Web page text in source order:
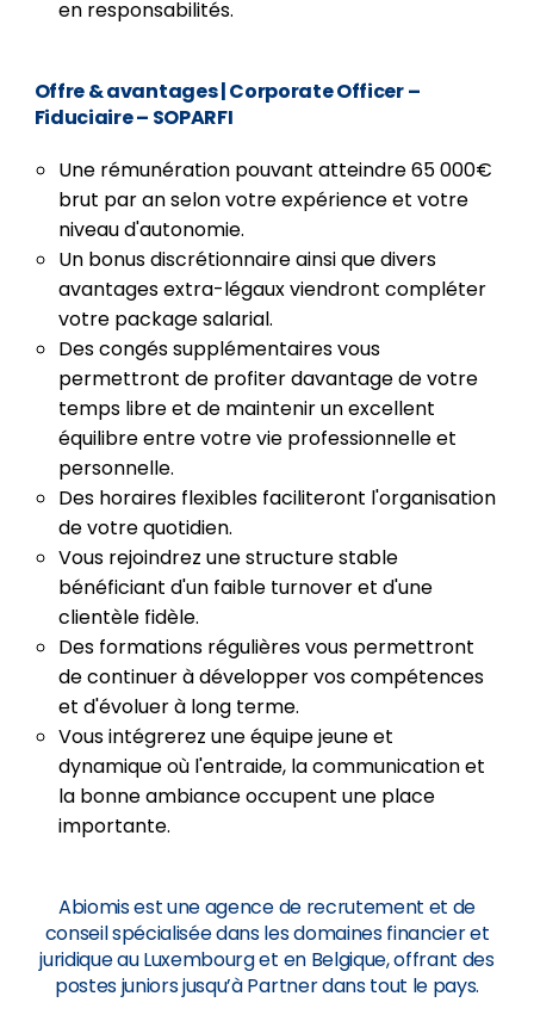
en responsabilités.
Offre & avantages| Corporate Officer –
Fiduciaire – SOPARFI
Une rémunération pouvant atteindre 65 000€
brut par an selon votre expérience et votre
niveau d'autonomie.
Un bonus discrétionnaire ainsi que divers
avantages extra-légaux viendront compléter
votre package salarial.
Des congés supplémentaires vous
permettront de profiter davantage de votre
temps libre et de maintenir un excellent
équilibre entre votre vie professionnelle et
personnelle.
Des horaires flexibles faciliteront l'organisation
de votre quotidien.
Vous rejoindrez une structure stable
bénéficiant d'un faible turnover et d'une
clientèle fidèle.
Des formations régulières vous permettront
de continuer à développer vos compétences
et d'évoluer à long terme.
Vous intégrerez une équipe jeune et
dynamique où l'entraide, la communication et
la bonne ambiance occupent une place
importante.
Abiomis est une agence de recrutement et de
conseil spécialisée dans les domaines financier et
juridique au Luxembourg et en Belgique, offrant des
postes juniors jusqu’à Partner dans tout le pays.